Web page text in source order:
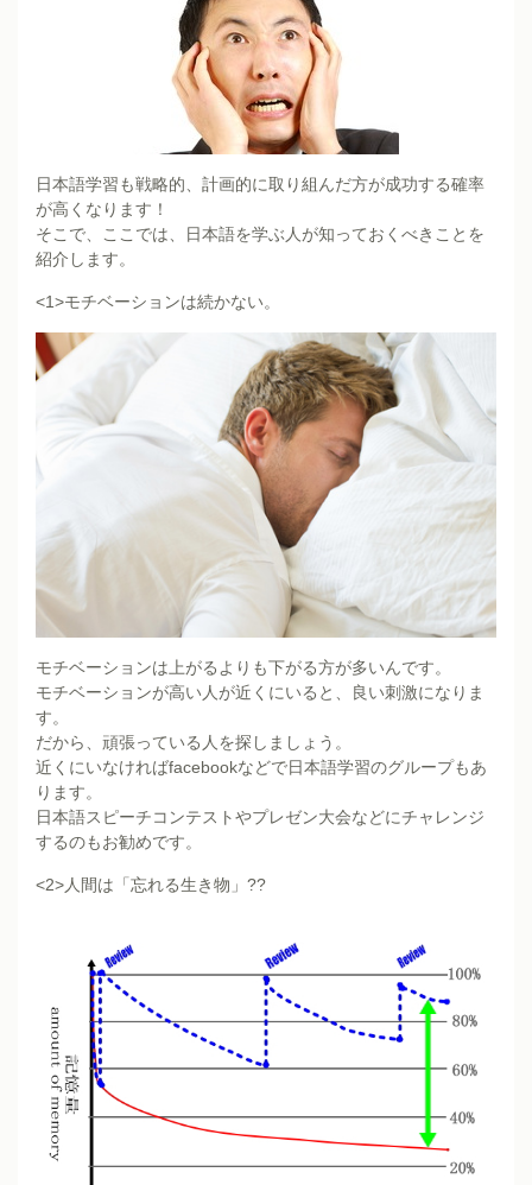
日本語学習も戦略的、計画的に取り組んだ方が成功する確率
が高くなります！
そこで、ここでは、日本語を学ぶ人が知っておくべきことを
紹介します。
<1>モチベーションは続かない。
モチベーションは上がるよりも下がる方が多いんです。
モチベーションが高い人が近くにいると、良い刺激になりま
す。
だから、頑張っている人を探しましょう。
近くにいなければfacebookなどで日本語学習のグループもあ
ります。
日本語スピーチコンテストやプレゼン大会などにチャレンジ
するのもお勧めです。
<2>人間は「忘れる生き物」 ??